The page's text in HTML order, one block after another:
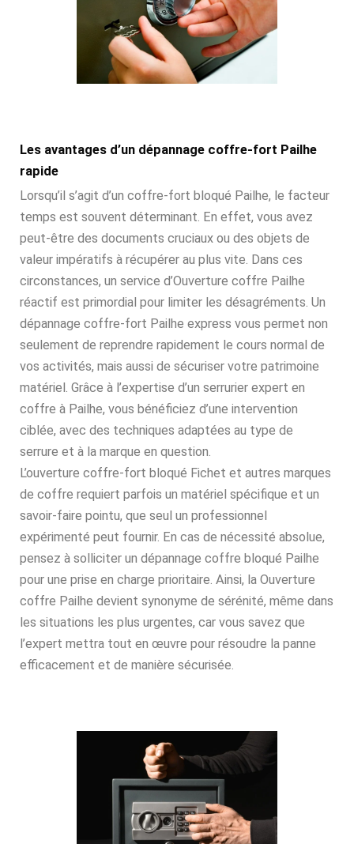
Les avantages d’un dépannage coffre-fort Pailhe
rapide
Lorsqu’il s’agit d’un coffre-fort bloqué Pailhe, le facteur
temps est souvent déterminant. En effet, vous avez
peut-être des documents cruciaux ou des objets de
valeur impératifs à récupérer au plus vite. Dans ces
circonstances, un service d’Ouverture coffre Pailhe
réactif est primordial pour limiter les désagréments. Un
dépannage coffre-fort Pailhe express vous permet non
seulement de reprendre rapidement le cours normal de
vos activités, mais aussi de sécuriser votre patrimoine
matériel. Grâce à l’expertise d’un serrurier expert en
coffre à Pailhe, vous bénéficiez d’une intervention
ciblée, avec des techniques adaptées au type de
serrure et à la marque en question.
L’ouverture coffre-fort bloqué Fichet et autres marques
de coffre requiert parfois un matériel spécifique et un
savoir-faire pointu, que seul un professionnel
expérimenté peut fournir. En cas de nécessité absolue,
pensez à solliciter un dépannage coffre bloqué Pailhe
pour une prise en charge prioritaire. Ainsi, la Ouverture
coffre Pailhe devient synonyme de sérénité, même dans
les situations les plus urgentes, car vous savez que
l’expert mettra tout en œuvre pour résoudre la panne
efficacement et de manière sécurisée.